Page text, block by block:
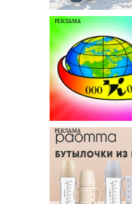
РЕКЛАМА
РЕКЛАМА